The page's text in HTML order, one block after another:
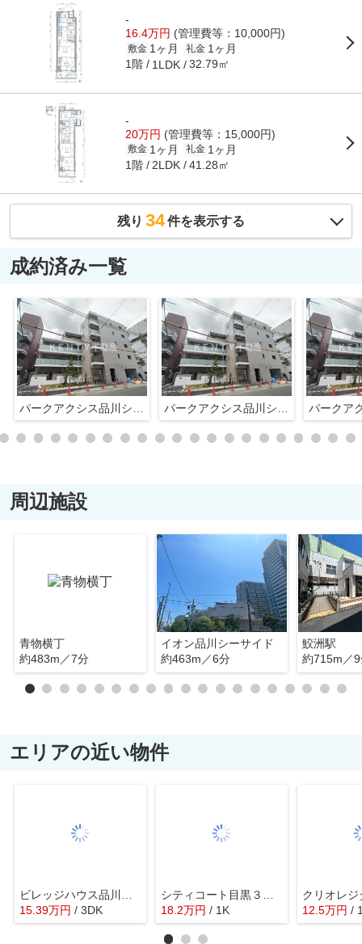
-
16.4万円 (管理費等：10,000円)
敷金 1ヶ月 礼金 1ヶ月
1階 1LDK 32.79㎡
-
20万円 (管理費等：15,000円)
敷金 1ヶ月 礼金 1ヶ月
1階 2LDK 41.28㎡
残り 34件を表示する
成約済み一覧
周辺施設
青物横丁
約483m／7分
イオン品川シーサイド
約463m／6分
鮫洲駅
約715m／
エリアの近い物件
15.39万円 / 3DK
18.2万円 / 1K 12.5万円 /